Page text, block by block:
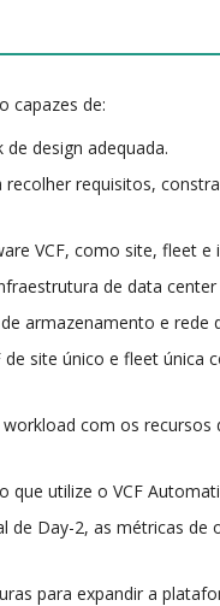
capazes de:
design adequada.
requisitos,
VCF, como site, fleet e
de data
armazenamento e rede
site único e fleet única
com os recursos
que utilize o VCF
Day-2, as métricas de
para expandir a